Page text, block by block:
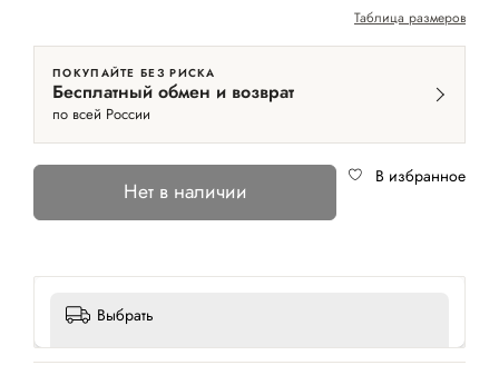
Таблица размеров
ПОКУПАЙТЕ БЕЗ РИСКА
Бесплатный обмен и возврат
по всей России
Нет в наличии
В избранное
Выбрать